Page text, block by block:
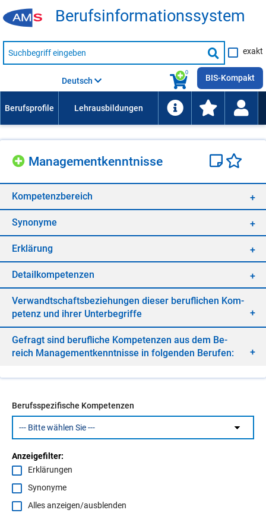
Be­rufs­in­for­ma­ti­ons­sys­tem
Suche
nach
Suche
starten
exakt
0
Deutsch BIS-Kompakt
Ma­nage­ment­kennt­nis­se
Kom­pe­tenz­be­reich
Syn­ony­me
Er­klä­rung
De­tail­kom­pe­ten­zen
Ver­wandt­schafts­be­zie­hun­gen die­ser be­ruf­li­chen Kom­
pe­tenz und ih­rer Un­ter­be­grif­fe
Ge­fragt sind be­ruf­li­che Kom­pe­ten­zen aus dem Be­
reich Ma­nage­ment­kennt­nis­se in fol­gen­den Be­ru­fen:
Berufsspezifische Kompetenzen
Anzeigefilter:
Erklärungen
Synonyme
Alles anzeigen/ausblenden